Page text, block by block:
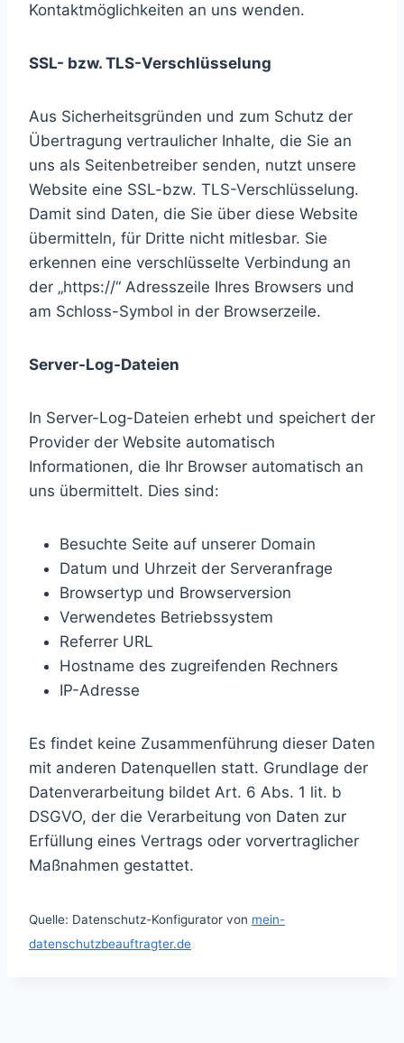
Kontaktmöglichkeiten an uns wenden.
SSL- bzw. TLS-Verschlüsselung
Aus Sicherheitsgründen und zum Schutz der
Übertragung vertraulicher Inhalte, die Sie an
uns als Seitenbetreiber senden, nutzt unsere
Website eine SSL-bzw. TLS-Verschlüsselung.
Damit sind Daten, die Sie über diese Website
übermitteln, für Dritte nicht mitlesbar. Sie
erkennen eine verschlüsselte Verbindung an
der „https://“ Adresszeile Ihres Browsers und
am Schloss-Symbol in der Browserzeile.
Server-Log-Dateien
In Server-Log-Dateien erhebt und speichert der
Provider der Website automatisch
Informationen, die Ihr Browser automatisch an
uns übermittelt. Dies sind:
Besuchte Seite auf unserer Domain
Datum und Uhrzeit der Serveranfrage
Browsertyp und Browserversion
Verwendetes Betriebssystem
Referrer URL
Hostname des zugreifenden Rechners
IP-Adresse
Es findet keine Zusammenführung dieser Daten
mit anderen Datenquellen statt. Grundlage der
Datenverarbeitung bildet Art. 6 Abs. 1 lit. b
DSGVO, der die Verarbeitung von Daten zur
Erfüllung eines Vertrags oder vorvertraglicher
Maßnahmen gestattet.
Quelle: Datenschutz-Konfigurator von mein-
datenschutzbeauftragter.de